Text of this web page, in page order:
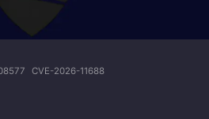
CVE-2026-11688